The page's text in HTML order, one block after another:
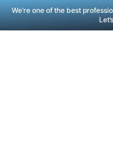
We’re one of the best